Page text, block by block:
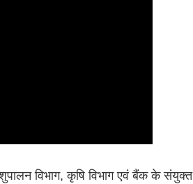
विभाग, कृषि विभाग एवं बैंक के संयुक्त